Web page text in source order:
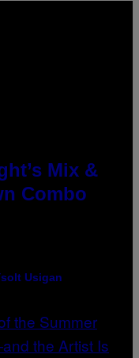
Mix &
Combo
Usigan